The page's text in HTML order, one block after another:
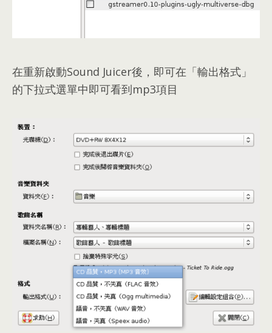
在重新啟動Sound Juicer後 ， 即可在「輸出格式」
的下拉式選單中即可看到mp3項目